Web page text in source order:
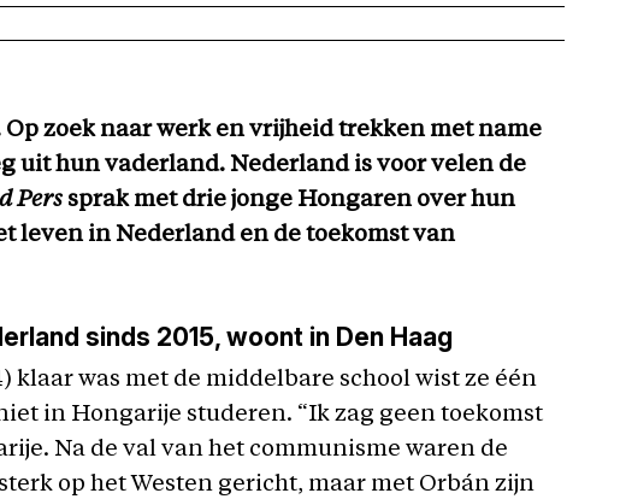
zoek naar werk en vrijheid trekken met name
uit hun vaderland. Nederland is voor velen de
Pers sprak met drie jonge Hongaren over hun
leven in Nederland en de toekomst van
sinds 2015, woont in Den Haag
klaar was met de middelbare school wist ze één
in Hongarije studeren. “Ik zag geen toekomst
Na de val van het communisme waren de
op het Westen gericht, maar met Orbán zijn